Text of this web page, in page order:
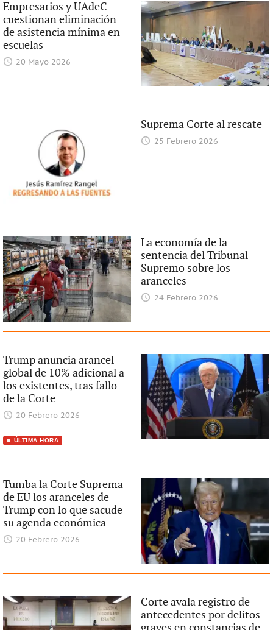
Empresarios y UAdeC
cuestionan eliminación
de asistencia mínima en
escuelas
20 Mayo 2026
Suprema Corte al rescate
25 Febrero 2026
La economía de la
sentencia del Tribunal
Supremo sobre los
aranceles
24 Febrero 2026
Trump anuncia arancel
global de 10% adicional a
los existentes, tras fallo
de la Corte
20 Febrero 2026
ÚLTIMA HORA
Tumba la Corte Suprema
de EU los aranceles de
Trump con lo que sacude
su agenda económica
20 Febrero 2026
Corte avala registro de
antecedentes por delitos